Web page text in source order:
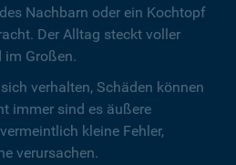
Nachbarn oder ein Kochtopf
Der Alltag steckt voller
im Großen.
verhalten, Schäden können
immer sind es äußere
kleine Fehler,
verursachen.